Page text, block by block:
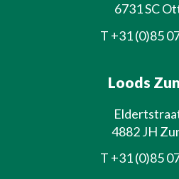
6731 SC
T +31 (0)85
Loods
4882 JH
T +31 (0)85